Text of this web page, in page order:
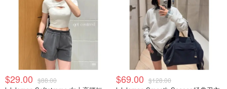
$29.00 $88.00 $69.00 $128.00